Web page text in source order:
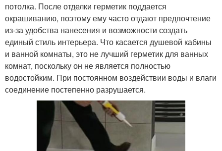
потолка. После отделки герметик поддается
окрашиванию, поэтому ему часто отдают предпочтение
из-за удобства нанесения и возможности создать
единый стиль интерьера. Что касается душевой кабины
и ванной комнаты, это не лучший герметик для ванных
комнат, поскольку он не является полностью
водостойким. При постоянном воздействии воды и влаги
соединение постепенно разрушается.